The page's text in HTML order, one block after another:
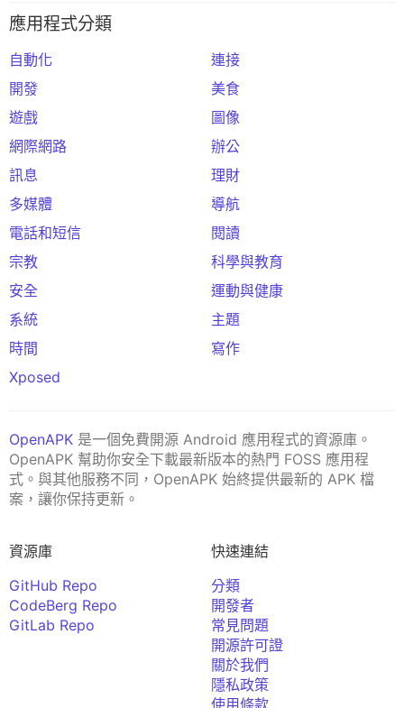
應用程式分類
自動化
連接
開發
美食
遊戲
圖像
網際網路
辦公
訊息
理財
多媒體
導航
電話和短信
閱讀
宗教
科學與教育
安全
運動與健康
系統
主題
時間
寫作
Xposed
OpenAPK 是一個免費開源 Android 應用程式的資源庫。
OpenAPK 幫助你安全下載最新版本的熱門 FOSS 應用程
式。與其他服務不同，OpenAPK 始終提供最新的 APK 檔
案，讓你保持更新。
資源庫
GitHub Repo
CodeBerg Repo
GitLab Repo
快速連結
分類
開發者
常見問題
開源許可證
關於我們
隱私政策
使用條款